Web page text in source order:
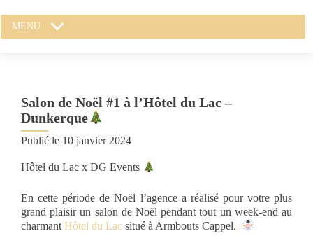
MENU
Salon de Noël #1 à l’Hôtel du Lac –
Dunkerque
Publié le 10 janvier 2024
Hôtel du Lac x DG Events
En cette période de Noël l’agence a réalisé pour votre plus
grand plaisir un salon de Noël pendant tout un week-end au
charmant Hôtel du Lac situé à Armbouts Cappel.